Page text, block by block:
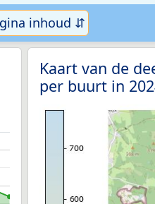
inhoud ⇵
Kaart van de
per buurt in